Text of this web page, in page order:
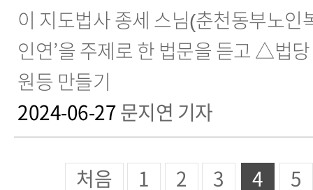
이 지도법사 종세 스님(춘천동부노인
인연’을 주제로 한 법문을 듣고 △법
원등 만들기
2024-06-27 문지연 기자
처음 1 2 3 4 5